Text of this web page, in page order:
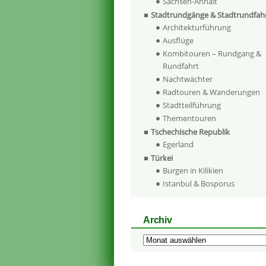
Stadtrundgänge &
Architekturführung
Ausflüge
Kombitouren – Rundgang &
Rundfahrt
Nachtwächter
Radtouren & Wanderungen
Stadtteilführung
Thementouren
Tschechische Republik
Egerland
Türkei
Burgen in Kilikien
Istanbul & Bosporus
Archiv
Archiv